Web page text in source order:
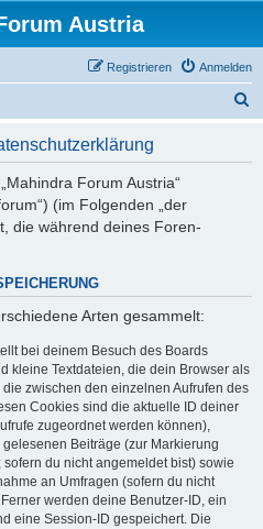
Austria
Anmelden
Registrieren
Forum Austria“
(im Folgenden „der
die während deines Foren-
Arten gesammelt:
bei deinem Besuch des Boards
kleine Textdateien, die dein Browser als
zwischen den einzelnen Aufrufen des
Cookies sind die aktuelle ID deiner
zugeordnet werden können),
Beiträge (zur Markierung
du nicht angemeldet bist) sowie
an Umfragen (sofern du nicht
werden deine Benutzer-ID, ein
eine Session-ID gespeichert. Die